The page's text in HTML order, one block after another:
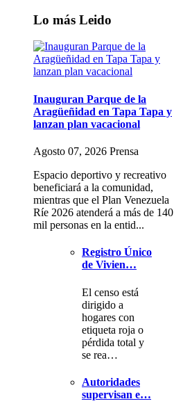
Lo más Leido
Inauguran Parque de la
Aragüeñidad en Tapa Tapa y
lanzan plan vacacional
Agosto 07, 2026 Prensa
Espacio deportivo y recreativo
beneficiará a la comunidad,
mientras que el Plan Venezuela
Ríe 2026 atenderá a más de 140
mil personas en la entid...
Registro Único
de Vivien…
El censo está
dirigido a
hogares con
etiqueta roja o
pérdida total y
se rea…
Autoridades
supervisan e…